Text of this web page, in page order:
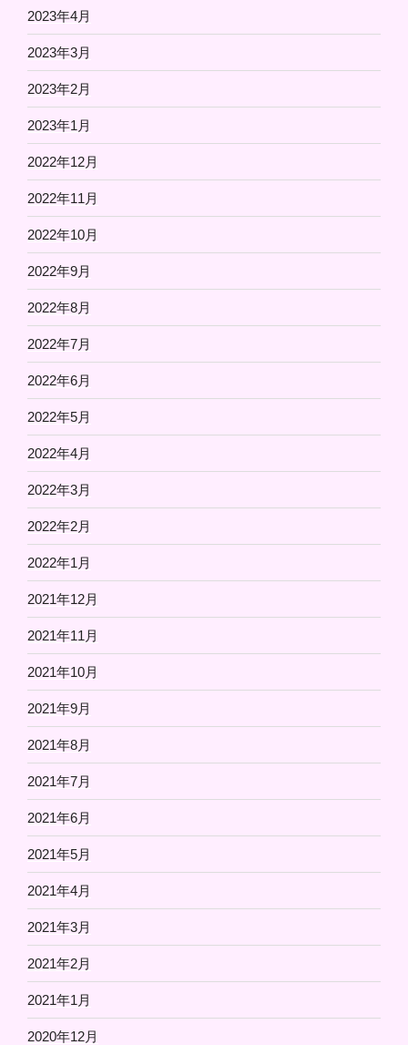
2023年4月
2023年3月
2023年2月
2023年1月
2022年12月
2022年11月
2022年10月
2022年9月
2022年8月
2022年7月
2022年6月
2022年5月
2022年4月
2022年3月
2022年2月
2022年1月
2021年12月
2021年11月
2021年10月
2021年9月
2021年8月
2021年7月
2021年6月
2021年5月
2021年4月
2021年3月
2021年2月
2021年1月
2020年12月